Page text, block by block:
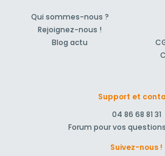
Qui sommes-nous ?
Rejoignez-nous !
Blog actu
Support et
04 86 68 81 31
Forum pour vos
Suivez-nous !